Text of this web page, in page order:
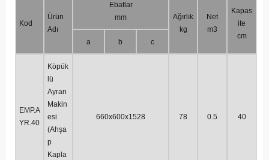
Kod
Ürün
Adı
Ebatlar
mm
Ağırlık
kg
Net
m3
Kapas
ite
cm
a b c
EMP.A
YR.40
Köpük
lü
Ayran
Makin
esi
(Ahşa
p
Kapla
660x600x1528 78 0.5 40